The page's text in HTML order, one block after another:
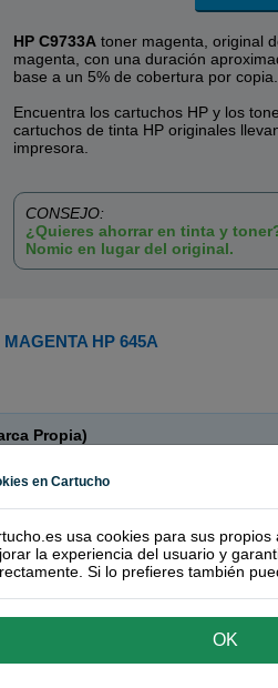
HP C9733A toner magenta, original
magenta, con una duración
base a un 5% de cobertura por copia.
Encuentra los cartuchos HP y los
cartuchos de tinta HP originales
impresora.
CONSEJO:
¿Quieres ahorrar en tinta y
Nomic en lugar del original.
HP 645A
Propia)
de 100€!
en Cartucho
usa cookies para sus propios
la experiencia del usuario y
Si lo prefieres también
OK